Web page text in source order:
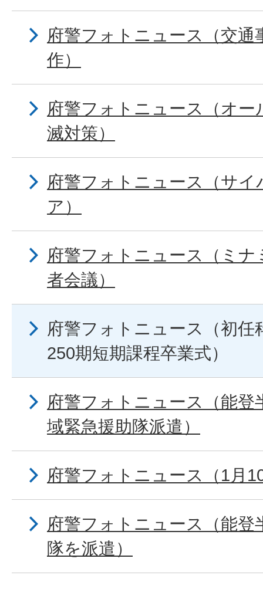
府警フォトニュース（交通
作）
府警フォトニュース（オー
滅対策）
府警フォトニュース（サ
ア）
府警フォトニュース（ミナ
者会議）
府警フォトニュース（初任
250期短期課程卒業式）
府警フォトニュース（能登
域緊急援助隊派遣）
府警フォトニュース（1月
府警フォトニュース（能登
隊を派遣）